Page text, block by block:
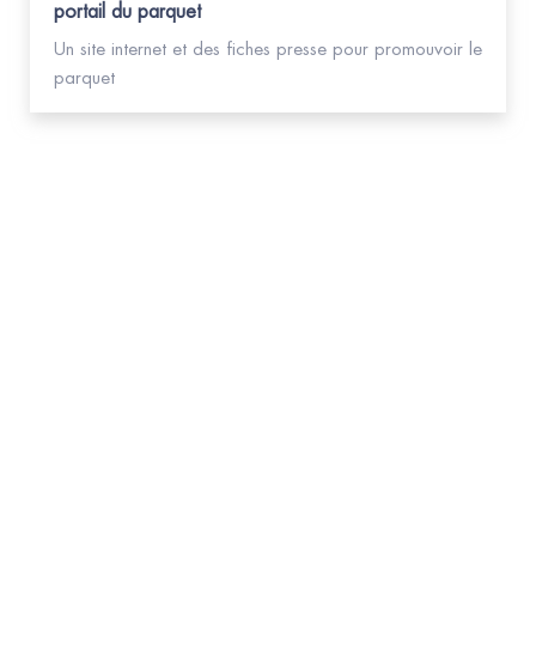
portail du parquet
Un site internet et des fiches presse pour promouvoir le
parquet